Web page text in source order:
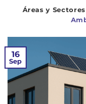
16
Sep